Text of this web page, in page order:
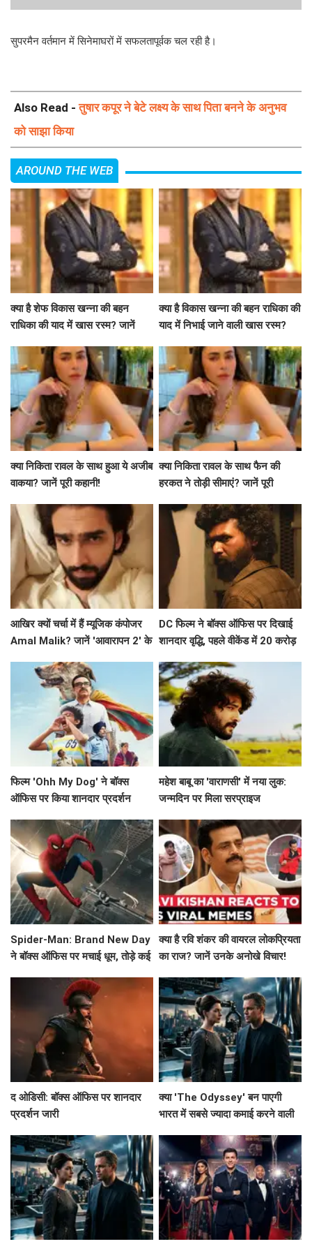
सुपरमैन वर्तमान में सिनेमाघरों में सफलतापूर्वक चल रही है।
Also Read -तुषार कपूर ने बेटे लक्ष्य के साथ पिता बनने के अनुभव
को साझा किया
AROUND THE WEB
क्या है शेफ विकास खन्ना की बहन
राधिका की याद में खास रस्म? जानें
क्या है विकास खन्ना की बहन राधिका की
याद में निभाई जाने वाली खास रस्म?
क्या निकिता रावल के साथ हुआ ये अजीब
वाकया? जानें पूरी कहानी!
क्या निकिता रावल के साथ फैन की
हरकत ने तोड़ी सीमाएं? जानें पूरी
आखिर क्यों चर्चा में हैं म्यूजिक कंपोजर
Amal Malik? जानें 'आवारापन 2' के
DC फिल्म ने बॉक्स ऑफिस पर दिखाई
शानदार वृद्धि, पहले वीकेंड में 20 करोड़
फिल्म 'Ohh My Dog' ने बॉक्स
ऑफिस पर किया शानदार प्रदर्शन
महेश बाबू का 'वाराणसी' में नया लुक:
जन्मदिन पर मिला सरप्राइज
Spider-Man: Brand New Day
ने बॉक्स ऑफिस पर मचाई धूम, तोड़े कई
क्या है रवि शंकर की वायरल लोकप्रियता
का राज? जानें उनके अनोखे विचार!
द ओडिसी: बॉक्स ऑफिस पर शानदार
प्रदर्शन जारी
क्या 'The Odyssey' बन पाएगी
भारत में सबसे ज्यादा कमाई करने वाली